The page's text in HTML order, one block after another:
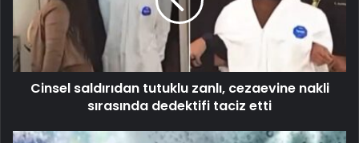
Cinsel saldırıdan tutuklu zanlı, cezaevine nakli
sırasında dedektifi taciz etti